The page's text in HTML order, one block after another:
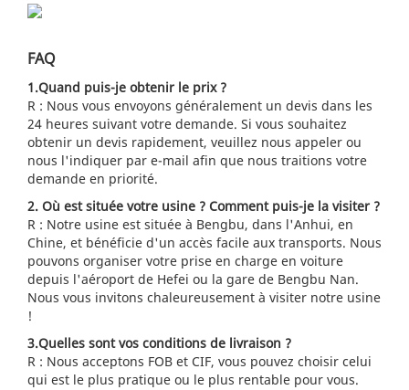
FAQ
1.Quand puis-je obtenir le prix ?
R : Nous vous envoyons généralement un devis dans les
24 heures suivant votre demande. Si vous souhaitez
obtenir un devis rapidement, veuillez nous appeler ou
nous l'indiquer par e-mail afin que nous traitions votre
demande en priorité.
2. Où est située votre usine ? Comment puis-je la visiter ?
R : Notre usine est située à Bengbu, dans l'Anhui, en
Chine, et bénéficie d'un accès facile aux transports. Nous
pouvons organiser votre prise en charge en voiture
depuis l'aéroport de Hefei ou la gare de Bengbu Nan.
Nous vous invitons chaleureusement à visiter notre usine
!
3.Quelles sont vos conditions de livraison ?
R : Nous acceptons FOB et CIF, vous pouvez choisir celui
qui est le plus pratique ou le plus rentable pour vous.